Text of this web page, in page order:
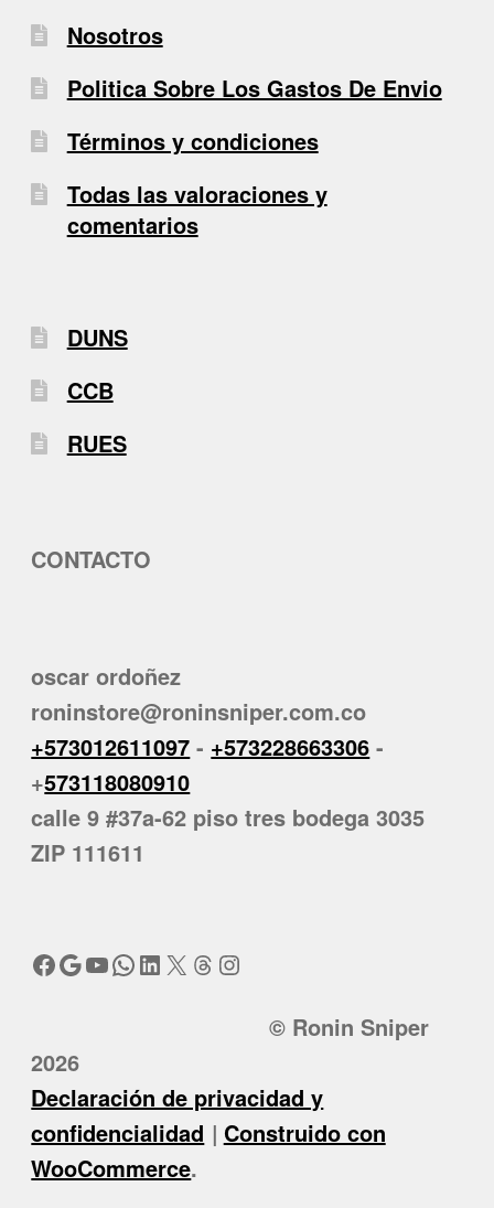
Nosotros
Politica Sobre Los Gastos De Envio
Términos y condiciones
Todas las valoraciones y
comentarios
DUNS
CCB
RUES
CONTACTO
oscar ordoñez
roninstore@roninsniper.com.co
+573012611097 - +573228663306 -
+573118080910
calle 9 #37a-62 piso tres bodega 3035
ZIP 111611
Facebook
Google
YouTube
WhatsApp
LinkedIn
X Threads
Instagram
© Ronin Sniper
2026
Declaración de privacidad y
confidencialidad
Construido con
WooCommerce.